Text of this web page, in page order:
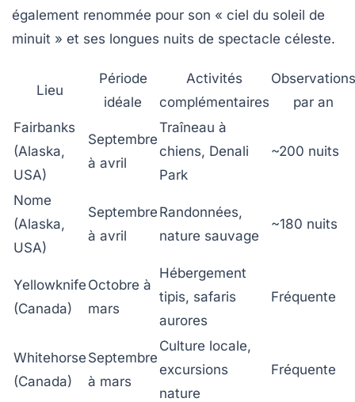
également renommée pour son « ciel du soleil de
minuit » et ses longues nuits de spectacle céleste.
Lieu
Période
idéale
Activités
complémentaires
Observations
par an
Fairbanks
(Alaska,
USA)
Septembre
à avril
Traîneau à
chiens, Denali
Park
~200 nuits
Nome
(Alaska,
USA)
Septembre
à avril
Randonnées,
nature sauvage
~180 nuits
Yellowknife
(Canada)
Octobre à
mars
Hébergement
tipis, safaris
aurores
Fréquente
Whitehorse
(Canada)
Septembre
à mars
Culture locale,
excursions
nature
Fréquente